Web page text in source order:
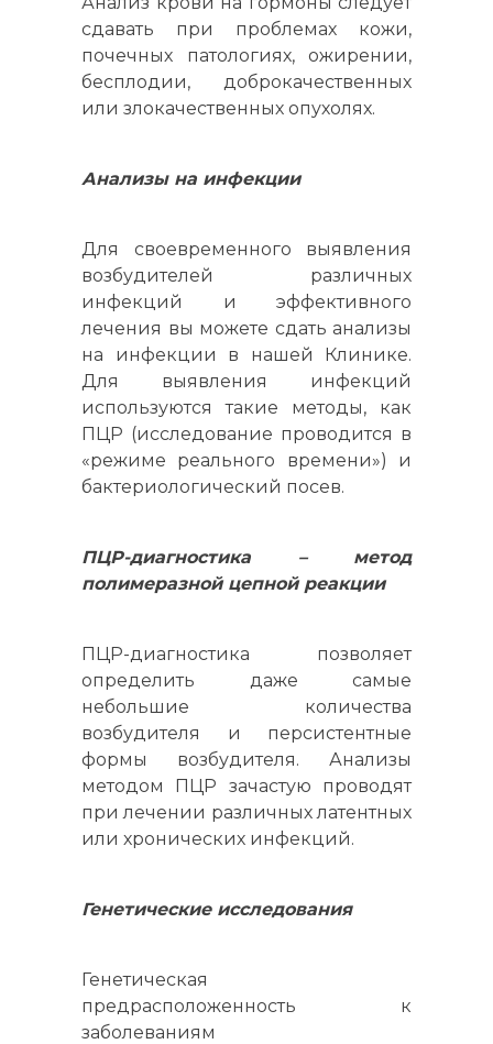
сдавать при проблемах кожи,
почечных патологиях, ожирении,
бесплодии, доброкачественных
или злокачественных опухолях.
Анализы на инфекции
Для своевременного выявления
возбудителей различных
инфекций и эффективного
лечения вы можете сдать анализы
на инфекции в нашей Клинике.
Для выявления инфекций
используются такие методы, как
ПЦР (исследование проводится в
«режиме реального времени») и
бактериологический посев.
ПЦР-диагностика – метод
полимеразной цепной реакции
ПЦР-диагностика позволяет
определить даже самые
небольшие количества
возбудителя и персистентные
формы возбудителя. Анализы
методом ПЦР зачастую проводят
при лечении различных латентных
или хронических инфекций.
Генетические исследования
Генетическая
предрасположенность к
заболеваниям